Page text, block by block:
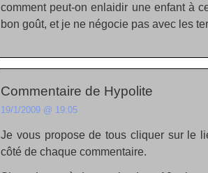
comment peut-on enlaidir une enfant à
bon goût, et je ne négocie pas avec les
Commentaire de Hypolite
19/1/2009 @ 19:05
Je vous propose de tous cliquer sur le
côté de chaque commentaire.